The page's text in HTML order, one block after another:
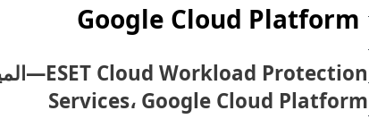
Google Cloud Platform
Services، Google Cloud Platform